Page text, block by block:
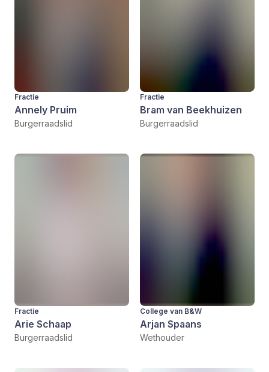
Fractie
Annely Pruim
Burgerraadslid
Fractie
Bram van Beekhuizen
Burgerraadslid
Fractie
Arie Schaap
Burgerraadslid
College van B&W
Arjan Spaans
Wethouder